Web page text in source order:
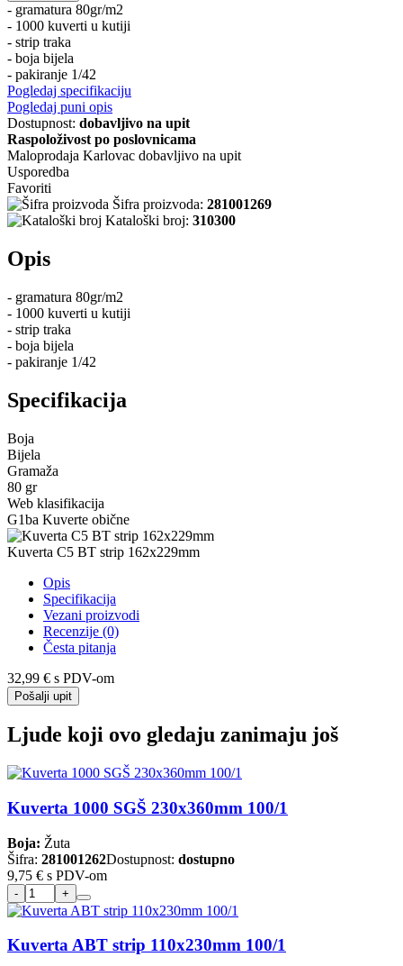
- gramatura 80gr/m2
- 1000 kuverti u kutiji
- strip traka
- boja bijela
- pakiranje 1/42
Pogledaj specifikaciju
Pogledaj puni opis
Dostupnost: dobavljivo na upit
Raspoloživost po poslovnicama
Maloprodaja Karlovac dobavljivo na upit
Usporedba
Favoriti
Šifra proizvoda: 281001269
Kataloški broj: 310300
Opis
- gramatura 80gr/m2
- 1000 kuverti u kutiji
- strip traka
- boja bijela
- pakiranje 1/42
Specifikacija
Boja
Bijela
Gramaža
80 gr
Web klasifikacija
G1ba Kuverte obične
Kuverta C5 BT strip 162x229mm
Opis
Specifikacija
Vezani proizvodi
Recenzije (0)
Česta pitanja
32,99 € s PDV-om
Pošalji upit
Ljude koji ovo gledaju zanimaju još
Kuverta 1000 SGŠ 230x360mm 100/1
Boja: Žuta
Šifra: 281001262Dostupnost: dostupno
9,75 € s PDV-om
Kuverta ABT strip 110x230mm 100/1